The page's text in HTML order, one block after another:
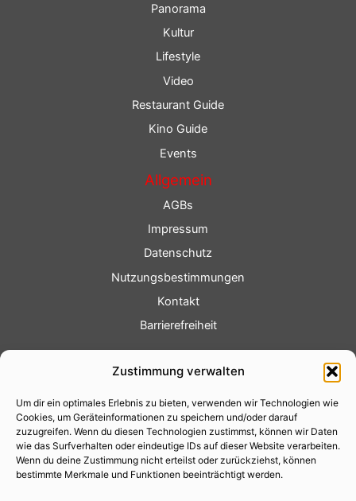
Zustimmung verwalten
Um dir ein optimales Erlebnis zu bieten, verwenden wir Technologien wie
Cookies, um Geräteinformationen zu speichern und/oder darauf
zuzugreifen. Wenn du diesen Technologien zustimmst, können wir Daten
wie das Surfverhalten oder eindeutige IDs auf dieser Website verarbeiten.
Wenn du deine Zustimmung nicht erteilst oder zurückziehst, können
bestimmte Merkmale und Funktionen beeinträchtigt werden.
Panorama
Kultur
Lifestyle
Video
Restaurant Guide
Kino Guide
Events
Allgemein
AGBs
Impressum
Datenschutz
Nutzungsbestimmungen
Kontakt
Barrierefreiheit
Fotoservice
Videoservice
Werbung
Contenterstellung
Lokalnachrichten